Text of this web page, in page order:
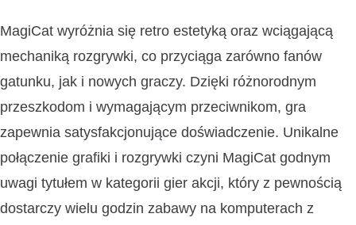
MagiCat wyróżnia się retro estetyką oraz wciągającą
mechaniką rozgrywki, co przyciąga zarówno fanów
gatunku, jak i nowych graczy. Dzięki różnorodnym
przeszkodom i wymagającym przeciwnikom, gra
zapewnia satysfakcjonujące doświadczenie. Unikalne
połączenie grafiki i rozgrywki czyni MagiCat godnym
uwagi tytułem w kategorii gier akcji, który z pewnością
dostarczy wielu godzin zabawy na komputerach z